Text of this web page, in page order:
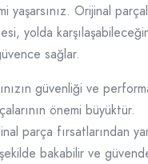
yaşarsınız. Orijinal
yolda
sağlar.
güvenliği ve
önemi büyüktür.
parça fırsatlarından
bakabilir ve